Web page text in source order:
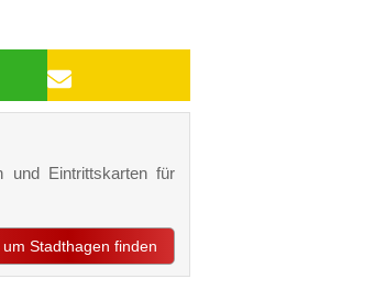
und Eintrittskarten für
Stadthagen finden